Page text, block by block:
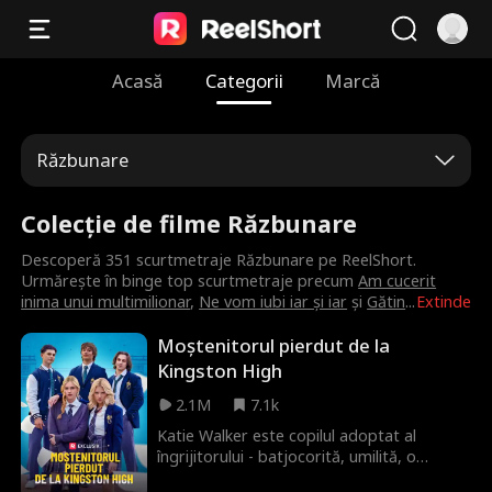
Acasă Categorii Marcă
Răzbunare
Colecție de filme Răzbunare
Extinde
Descoperă 351 scurtmetraje Răzbunare pe ReelShort.
Urmărește în binge top scurtmetraje precumAm cucerit
inima unui multimilionar, Ne vom iubi iar și iar șiGătin...
Moștenitorul pierdut de la
Kingston High
2.1M
7.1k
Katie Walker este copilul adoptat al
îngrijitorului - batjocorită, umilită, o